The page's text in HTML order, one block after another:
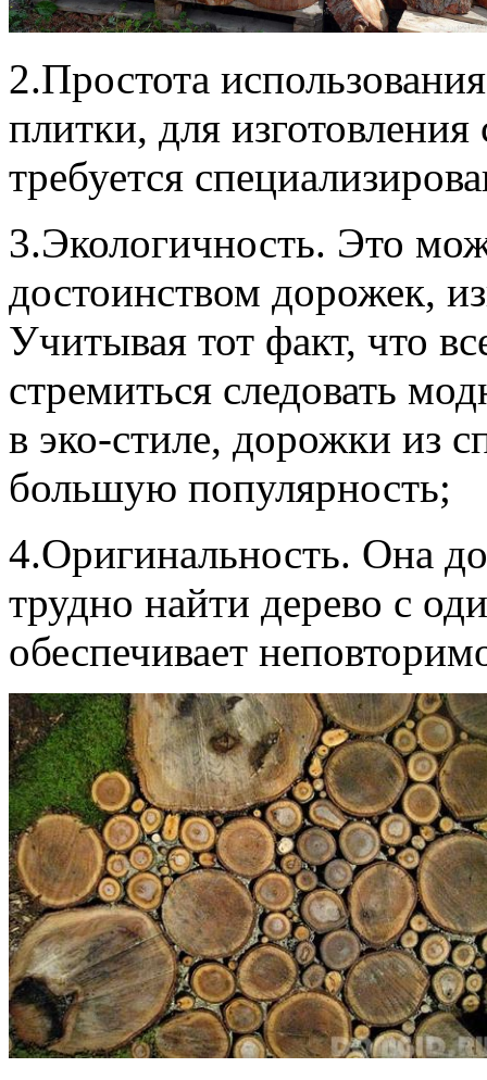
2.Простота
плитки, для
требуется
3.Экологичность. Это
достоинством дорожек,
Учитывая тот факт, что
стремиться следовать
в эко-стиле, дорожки из
большую популярность;
4.Оригинальность. Она
трудно найти дерево с
обеспечивает